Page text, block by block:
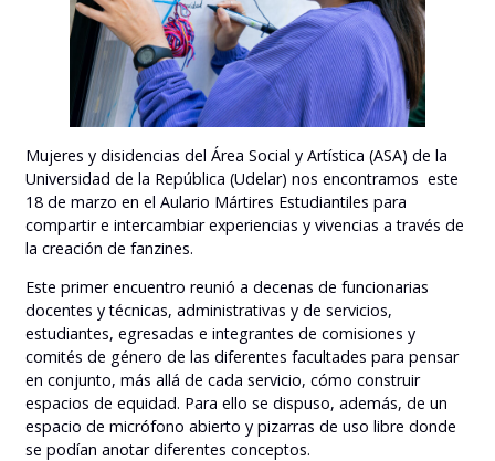
Mujeres y disidencias del Área Social y Artística (ASA) de la
Universidad de la República (Udelar) nos encontramos este
18 de marzo en el Aulario Mártires Estudiantiles para
compartir e intercambiar experiencias y vivencias a través de
la creación de fanzines.
Este primer encuentro reunió a decenas de funcionarias
docentes y técnicas, administrativas y de servicios,
estudiantes, egresadas e integrantes de comisiones y
comités de género de las diferentes facultades para pensar
en conjunto, más allá de cada servicio, cómo construir
espacios de equidad. Para ello se dispuso, además, de un
espacio de micrófono abierto y pizarras de uso libre donde
se podían anotar diferentes conceptos.